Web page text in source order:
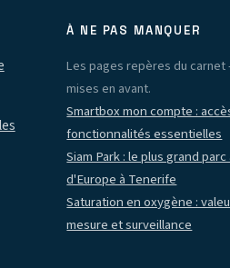
À NE PAS MANQUER
Les pages repères du
mises en avant.
Smartbox mon compte :
fonctionnalités essentielles
Siam Park : le plus grand
d'Europe à Tenerife
Saturation en oxygène :
mesure et surveillance